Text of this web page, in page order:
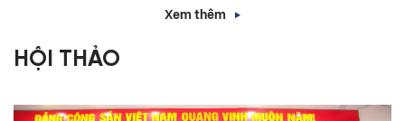
Xem thêm
HỘI THẢO